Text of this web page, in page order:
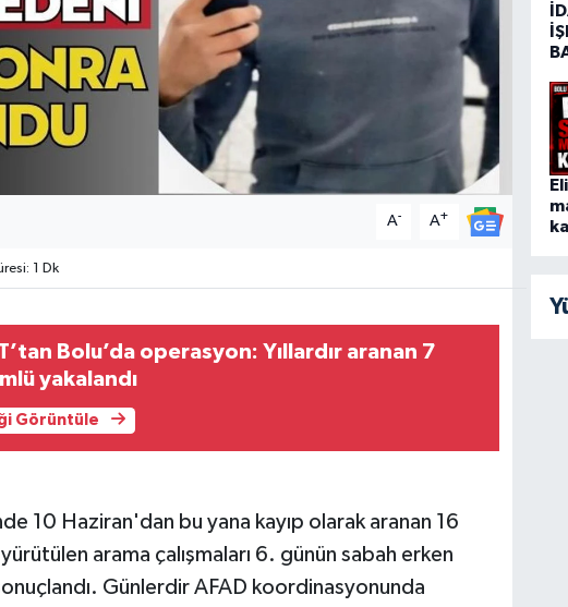
A- A+
1 Dk
Bolu’da operasyon: Yıllardır aranan 7
yakalandı
Görüntüle
10 Haziran'dan bu yana kayıp olarak aranan 16
arama çalışmaları 6. günün sabah erken
Günlerdir AFAD koordinasyonunda